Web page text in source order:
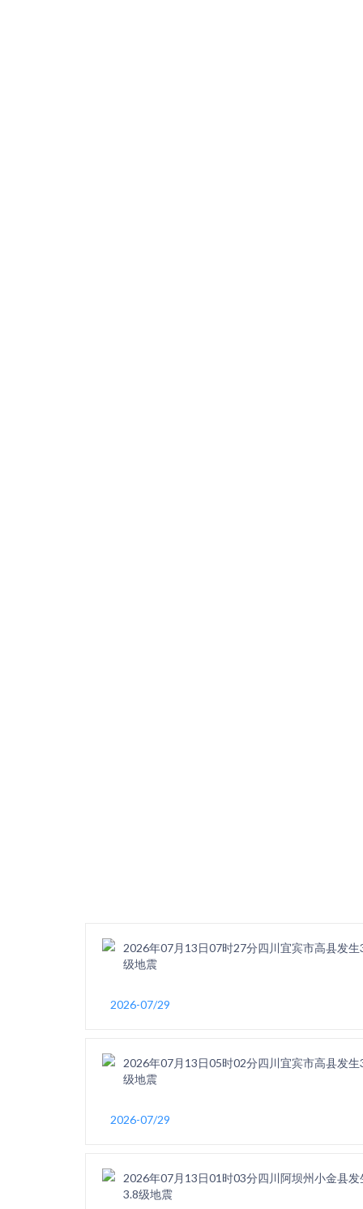
2026年07月13日07时27分四川宜宾市高县发生
级地震
2026-07/29
2026年07月13日05时02分四川宜宾市高县发生
级地震
2026-07/29
2026年07月13日01时03分四川阿坝州小金县发
3.8级地震